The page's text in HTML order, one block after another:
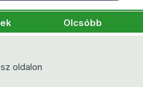
Olcsóbb
oldalon